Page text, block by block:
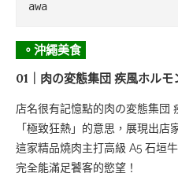
awa
。沖繩美食
01｜肉の変態集団 疾風ホル
店名很有記憶點的肉の変態集団
「極致狂熱」的意思，展現出店
這家精品燒肉主打高級 A5 石垣
完全能滿足饕客的慾望！